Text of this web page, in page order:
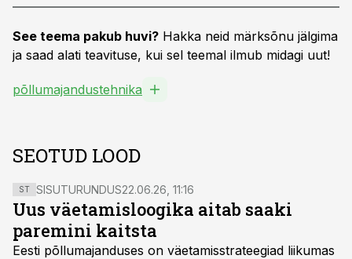
See teema pakub huvi? Hakka neid märksõnu jälgima
ja saad alati teavituse, kui sel teemal ilmub midagi uut!
põllumajandustehnika
SEOTUD LOOD
ST SISUTURUNDUS22.06.26, 11:16
Uus väetamisloogika aitab saaki
paremini kaitsta
Eesti põllumajanduses on väetamisstrateegiad liikumas